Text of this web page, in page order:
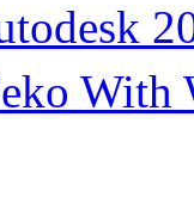
With